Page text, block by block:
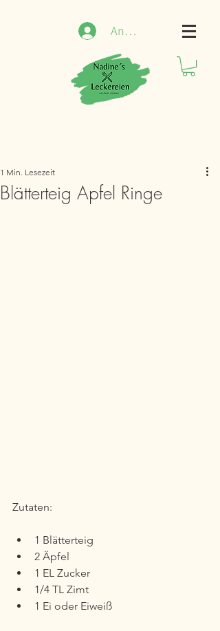
Anmelden
Blätterteig Apfel Ringe
1 Min. Lesezeit
Zutaten:
1 Blätterteig
2 Äpfel
1 EL Zucker
1/4 TL Zimt
1 Ei oder Eiweiß